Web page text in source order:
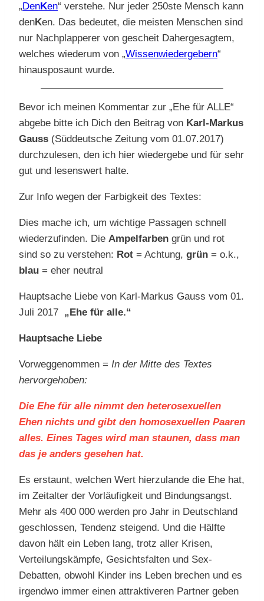
„ DenKen“ verstehe. Nur jeder 250ste Mensch kann
denKen. Das bedeutet, die meisten Menschen sind
nur Nachplapperer von gescheit Dahergesagtem,
welches wiederum von „Wissenwiedergebern“
hinausposaunt wurde.
Bevor ich meinen Kommentar zur „Ehe für ALLE“
abgebe bitte ich Dich den Beitrag von Karl-Markus
Gauss (Süddeutsche Zeitung vom 01.07.2017)
durchzulesen, den ich hier wiedergebe und für sehr
gut und lesenswert halte.
Zur Info wegen der Farbigkeit des Textes:
Dies mache ich, um wichtige Passagen schnell
wiederzufinden. Die Ampelfarben grün und rot
sind so zu verstehen: Rot = Achtung, grün = o.k.,
blau = eher neutral
Hauptsache Liebe von Karl-Markus Gauss vom 01.
Juli 2017 „Ehe für alle.“
Hauptsache Liebe
Vorweggenommen = In der Mitte des Textes
hervorgehoben:
Die Ehe für alle nimmt den heterosexuellen
Ehen nichts und gibt den homosexuellen Paaren
alles. Eines Tages wird man staunen, dass man
das je anders gesehen hat.
Es erstaunt, welchen Wert hierzulande die Ehe hat,
im Zeitalter der Vorläufigkeit und Bindungsangst.
Mehr als 400 000 werden pro Jahr in Deutschland
geschlossen, Tendenz steigend. Und die Hälfte
davon hält ein Leben lang, trotz aller Krisen,
Verteilungskämpfe, Gesichtsfalten und Sex-
Debatten, obwohl Kinder ins Leben brechen und es
irgendwo immer einen attraktiveren Partner geben